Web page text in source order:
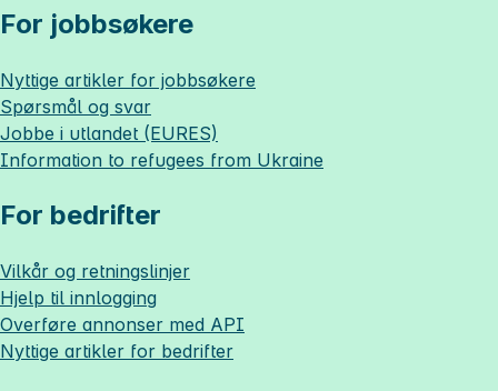
For jobbsøkere
Nyttige artikler for jobbsøkere
Spørsmål og svar
Jobbe i utlandet (EURES)
Information to refugees from Ukraine
For bedrifter
Vilkår og retningslinjer
Hjelp til innlogging
Overføre annonser med API
Nyttige artikler for bedrifter